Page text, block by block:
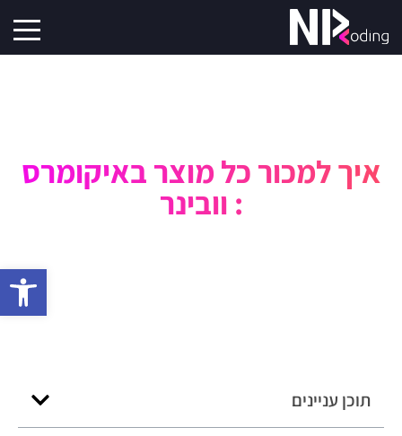
פתח
איך למכור כל מוצר באיקומרס
: וובינר
תוכן עניינים